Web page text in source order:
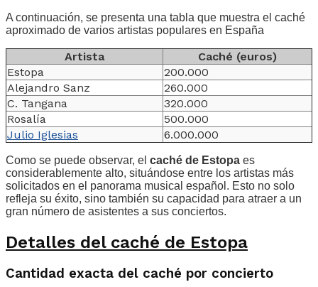
A continuación, se presenta una tabla que muestra el caché
aproximado de varios artistas populares en España
Artista
Caché (euros)
Estopa
200.000
Alejandro Sanz
260.000
C. Tangana
320.000
Rosalía
500.000
Julio Iglesias
6.000.000
Como se puede observar, el caché de Estopa es
considerablemente alto, situándose entre los artistas más
solicitados en el panorama musical español. Esto no solo
refleja su éxito, sino también su capacidad para atraer a un
gran número de asistentes a sus conciertos.
Detalles del caché de Estopa
Cantidad exacta del caché por concierto